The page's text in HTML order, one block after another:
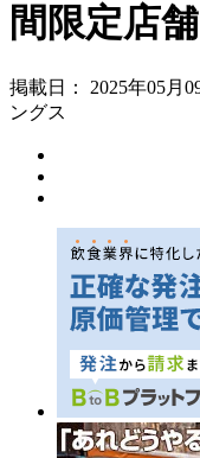
間限定店
掲載日： 2025年05月
ングス